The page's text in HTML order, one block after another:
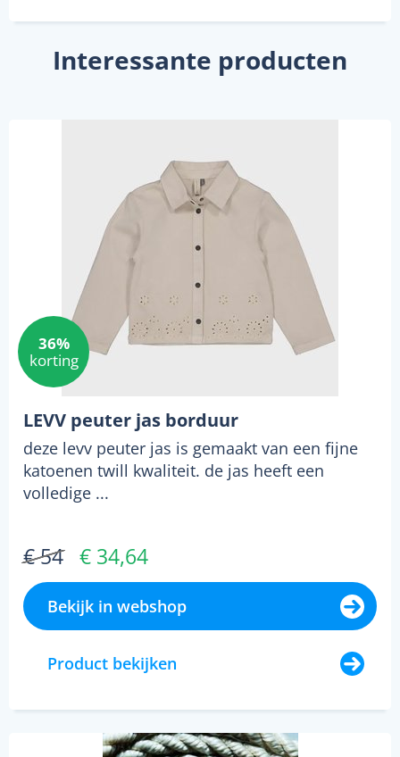
Interessante producten
36%
korting
LEVV peuter jas borduur
deze levv peuter jas is gemaakt van een fijne
katoenen twill kwaliteit. de jas heeft een
volledige ...
€ 54 € 34,64
Bekijk in webshop
Product bekijken